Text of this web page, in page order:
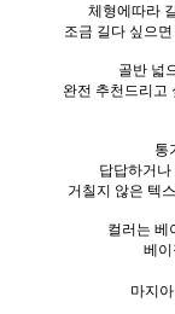
체형에따라
조금 길다 싶으
골반 넓
완전 추천드리고
통
답답하거나
거칠지 않은 텍
컬러는 베
베
마지